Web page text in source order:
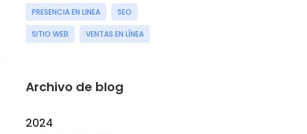
PRESENCIA EN LINEA SEO
SITIO WEB VENTAS EN LÍNEA
Archivo de blog
2024